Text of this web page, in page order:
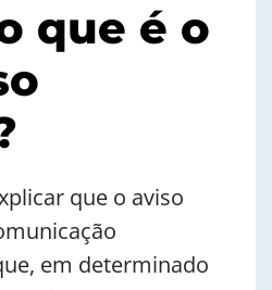
que é o
que o aviso
em determinado